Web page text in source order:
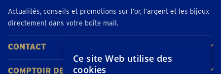
Actualités, conseils et promotions sur l’or, l’argent et les bijoux
directement dans votre boîte mail.
CONTACT
Contacter
Planifiez votre rendez-vous
Emplacements
COMPTOIR DE L'OR
Ce site Web utilise des
cookies